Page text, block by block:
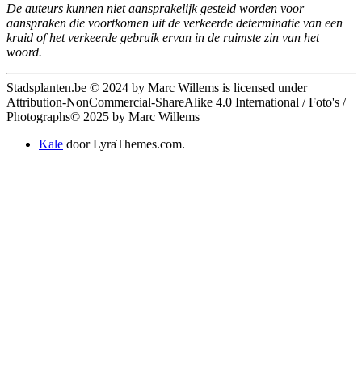
De auteurs kunnen niet aansprakelijk gesteld worden voor
aanspraken die voortkomen uit de verkeerde determinatie van een
kruid of het verkeerde gebruik ervan in de ruimste zin van het
woord.
Stadsplanten.be © 2024 by Marc Willems is licensed under
Attribution-NonCommercial-ShareAlike 4.0 International / Foto's /
Photographs© 2025 by Marc Willems
Kale door LyraThemes.com.